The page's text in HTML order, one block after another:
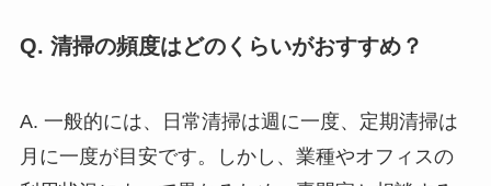
Q. 清掃の頻度はどのくらいがおすすめ？
A. 一般的には、日常清掃は週に一度、定期清掃は
月に一度が目安です。しかし、業種やオフィスの